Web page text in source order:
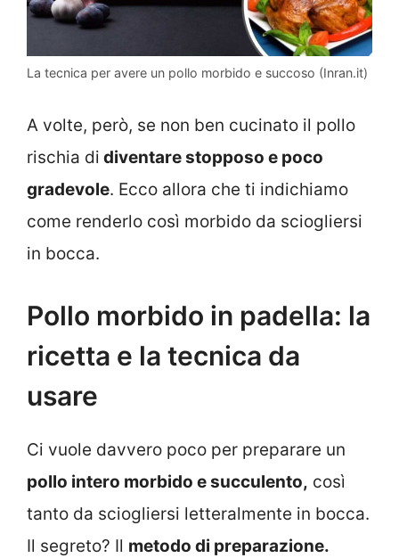
La tecnica per avere un pollo morbido e succoso (Inran.it)
A volte, però, se non ben cucinato il pollo
rischia di diventare stopposo e poco
gradevole. Ecco allora che ti indichiamo
come renderlo così morbido da sciogliersi
in bocca.
Pollo morbido in padella: la
ricetta e la tecnica da
usare
Ci vuole davvero poco per preparare un
pollo intero morbido e succulento, così
tanto da sciogliersi letteralmente in bocca.
Il segreto? Il metodo di preparazione.